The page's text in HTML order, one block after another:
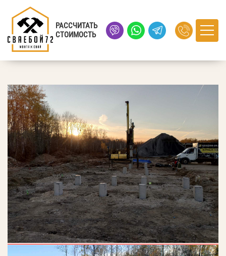
РАССЧИТАТЬ
СТОИМОСТЬ
Главная›
село Утяшево, Тюменская область